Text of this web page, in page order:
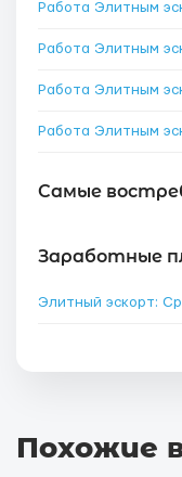
Работа Элитным
Работа Элитным
Работа Элитным
Работа Элитным
Самые
Заработные
Элитный эскорт:
Похожие